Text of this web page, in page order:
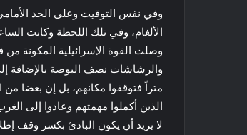
وفي نفس التوقيت وعلى الحد
الألغام، وفي تلك اللحظة وكانت
متراً فتوقفوا مكانهم، بل إن بعضا
الذين أكملوا مهمتهم وعادوا إلى
لا يريد أن يكون البادئ بكسر وقف